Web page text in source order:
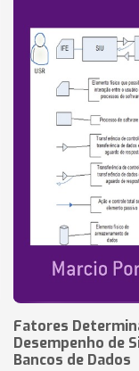
Fatores
Desempenho de
Bancos de Dados